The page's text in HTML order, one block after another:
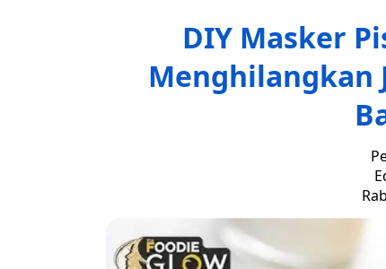
DIY Masker
Menghilangkan